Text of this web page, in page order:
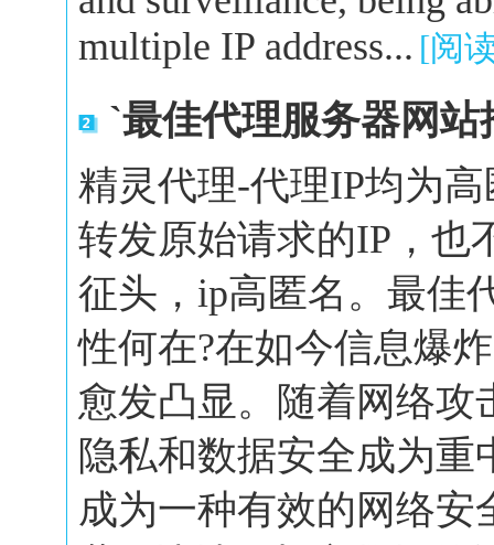
multiple IP address... [阅
`最佳代理服务器网
精灵代理-代理IP均为
转发原始请求的IP，也
征头，ip高匿名。最佳
性何在?在如今信息爆
愈发凸显。随着网络攻
隐私和数据安全成为
成为一种有效的网络